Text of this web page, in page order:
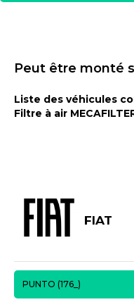
Peut être monté
Liste des véhicules
Filtre à air
FIAT
PUNTO (176_)